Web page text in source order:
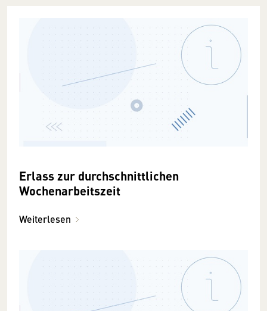
Erlass zur durchschnittlichen
Wochenarbeitszeit
Weiterlesen